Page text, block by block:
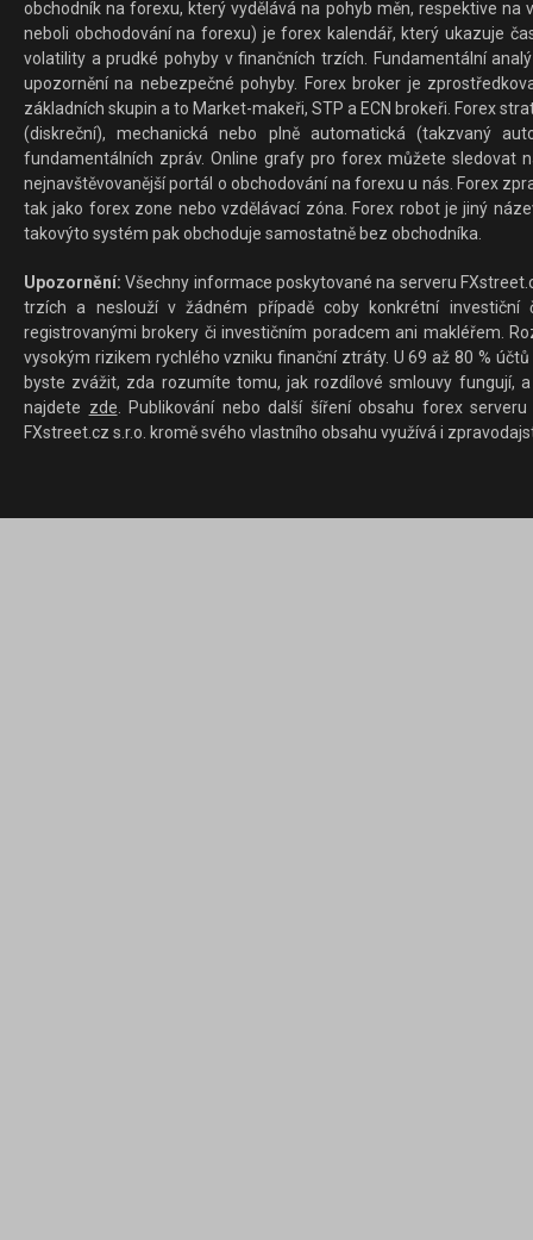
obchodník na forexu, který vydělává na pohyb měn, respektive
neboli obchodování na forexu) je forex kalendář, který ukazuje
volatility a prudké pohyby v finančních trzích. Fundamentální
upozornění na nebezpečné pohyby. Forex broker je
základních skupin a to Market-makeři, STP a ECN brokeři. Forex
(diskreční), mechanická nebo plně automatická (takzvaný
fundamentálních zpráv. Online grafy pro forex můžete sledovat
nejnavštěvovanější portál o obchodování na forexu u nás. Forex
tak jako forex zone nebo vzdělávací zóna. Forex robot je jiný
takovýto systém pak obchoduje samostatně bez obchodníka.
Upozornění: Všechny informace poskytované na serveru
trzích a neslouží v žádném případě coby konkrétní investiční
registrovanými brokery či investičním poradcem ani makléřem.
vysokým rizikem rychlého vzniku finanční ztráty. U 69 až 80 %
byste zvážit, zda rozumíte tomu, jak rozdílové smlouvy fungují,
najdete zde . Publikování nebo další šíření obsahu forex
FXstreet.cz s.r.o. kromě svého vlastního obsahu využívá i